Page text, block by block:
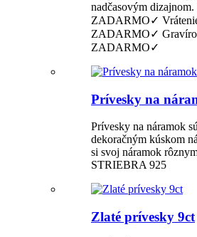
nadčasovým
ZADARMO✓
ZADARMO✓
ZADARMO✓
Prívesky na
Prívesky na náramok
dekoračným kúskom
si svoj náramok
STRIEBRA 925
Zlaté prívesky 9ct